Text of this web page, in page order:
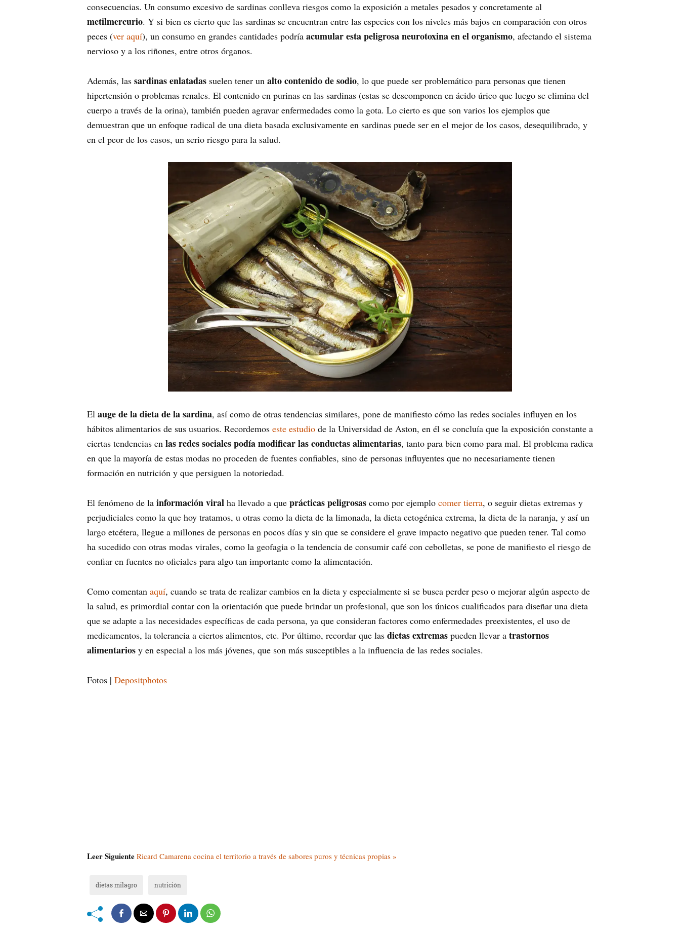
consecuencias. Un consumo excesivo de sardinas conlleva riesgos como la exposición a metales pesados y concretamente al
metilmercurio. Y si bien es cierto que las sardinas se encuentran entre las especies con los niveles más bajos en comparación con otros
peces (ver aquí), un consumo en grandes cantidades podría acumular esta peligrosa neurotoxina en el organismo, afectando el sistema
nervioso y a los riñones, entre otros órganos.
Además, las sardinas enlatadas suelen tener un alto contenido de sodio, lo que puede ser problemático para personas que tienen
hipertensión o problemas renales. El contenido en purinas en las sardinas (estas se descomponen en ácido úrico que luego se elimina del
cuerpo a través de la orina), también pueden agravar enfermedades como la gota. Lo cierto es que son varios los ejemplos que
demuestran que un enfoque radical de una dieta basada exclusivamente en sardinas puede ser en el mejor de los casos, desequilibrado, y
en el peor de los casos, un serio riesgo para la salud.
El auge de la dieta de la sardina, así como de otras tendencias similares, pone de manifiesto cómo las redes sociales influyen en los
hábitos alimentarios de sus usuarios. Recordemos este estudio de la Universidad de Aston, en él se concluía que la exposición constante a
ciertas tendencias en las redes sociales podía modificar las conductas alimentarias, tanto para bien como para mal. El problema radica
en que la mayoría de estas modas no proceden de fuentes confiables, sino de personas influyentes que no necesariamente tienen
formación en nutrición y que persiguen la notoriedad.
El fenómeno de la información viral ha llevado a que prácticas peligrosas como por ejemplo comer tierra, o seguir dietas extremas y
perjudiciales como la que hoy tratamos, u otras como la dieta de la limonada, la dieta cetogénica extrema, la dieta de la naranja, y así un
largo etcétera, llegue a millones de personas en pocos días y sin que se considere el grave impacto negativo que pueden tener. Tal como
ha sucedido con otras modas virales, como la geofagia o la tendencia de consumir café con cebolletas, se pone de manifiesto el riesgo de
confiar en fuentes no oficiales para algo tan importante como la alimentación.
Como comentan aquí, cuando se trata de realizar cambios en la dieta y especialmente si se busca perder peso o mejorar algún aspecto de
la salud, es primordial contar con la orientación que puede brindar un profesional, que son los únicos cualificados para diseñar una dieta
que se adapte a las necesidades específicas de cada persona, ya que consideran factores como enfermedades preexistentes, el uso de
medicamentos, la tolerancia a ciertos alimentos, etc. Por último, recordar que las dietas extremas pueden llevar a trastornos
alimentarios y en especial a los más jóvenes, que son más susceptibles a la influencia de las redes sociales.
Fotos | Depositphotos
Leer Siguiente Ricard Camarena cocina el territorio a través de sabores puros y técnicas propias »
dietas milagro nutrición